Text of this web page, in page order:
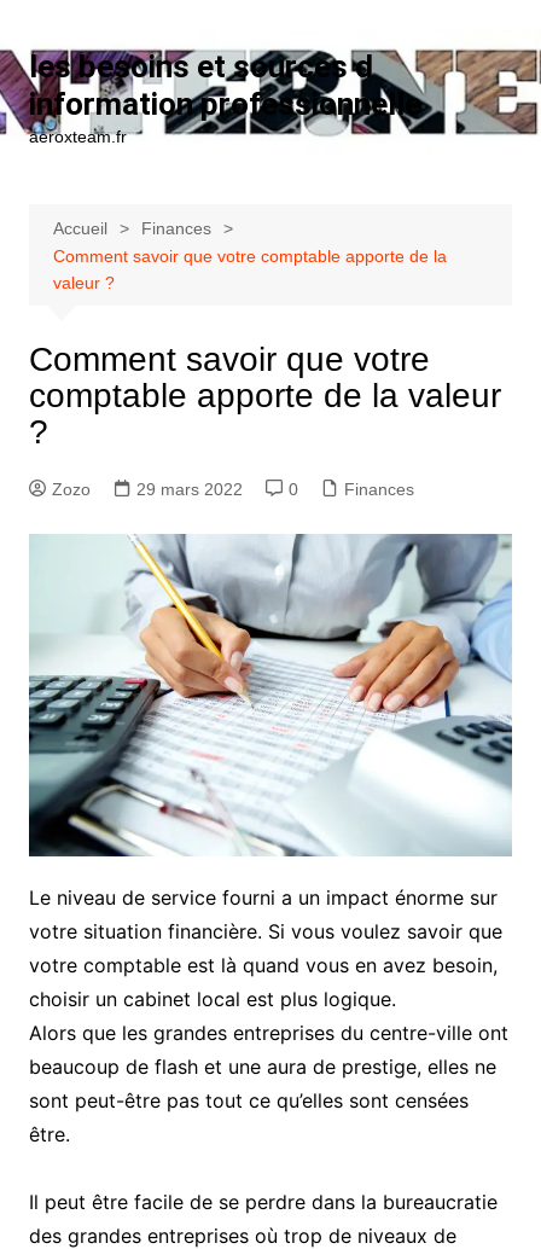
les besoins et sources d
information professionnelle
aeroxteam.fr
Accueil
Finances
Comment savoir que votre comptable apporte de la
valeur ?
Comment savoir que votre
comptable apporte de la valeur
?
Zozo 29 mars 2022 0 Finances
Le niveau de service fourni a un impact énorme sur
votre situation financière. Si vous voulez savoir que
votre comptable est là quand vous en avez besoin,
choisir un cabinet local est plus logique.
Alors que les grandes entreprises du centre-ville ont
beaucoup de flash et une aura de prestige, elles ne
sont peut-être pas tout ce qu’elles sont censées
être.
Il peut être facile de se perdre dans la bureaucratie
des grandes entreprises où trop de niveaux de